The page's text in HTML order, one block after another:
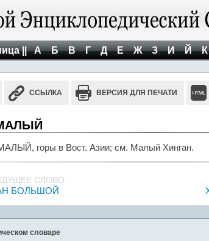
|| А Б В Г Д Е Ж З И Й
ССЫЛКА ВЕРСИЯ ДЛЯ ПЕЧАТИ
горы в Вост. Азии; см. Малый Хинган.
СЛОВО
БОЛЬШОЙ
словаре